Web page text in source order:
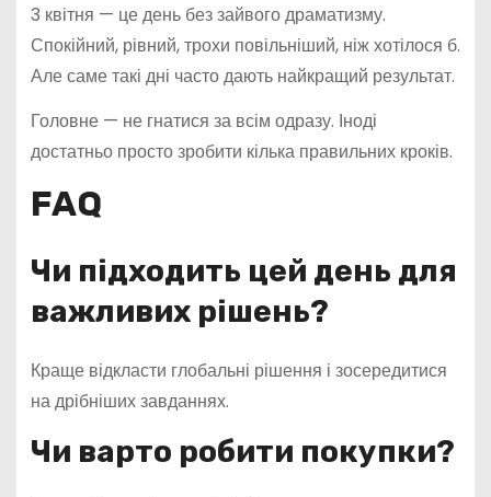
3 квітня — це день без зайвого драматизму.
Спокійний, рівний, трохи повільніший, ніж хотілося б.
Але саме такі дні часто дають найкращий результат.
Головне — не гнатися за всім одразу. Іноді
достатньо просто зробити кілька правильних кроків.
FAQ
Чи підходить цей день для
важливих рішень?
Краще відкласти глобальні рішення і зосередитися
на дрібніших завданнях.
Чи варто робити покупки?